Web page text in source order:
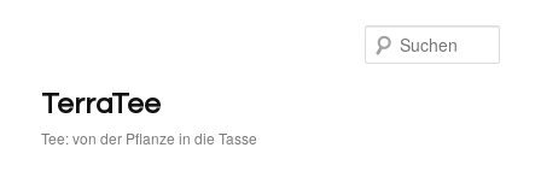
springen
TerraTee
Tee: von der Pflanze in die Tasse